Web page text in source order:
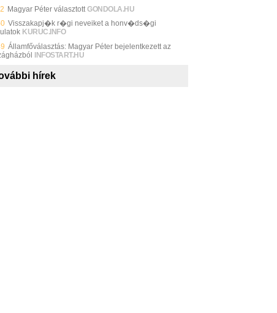
Magyar Péter választott GONDOLA.HU
Visszakapj�k r�gi neveiket a honv�ds�gi
KURUC.INFO
Államfőválasztás: Magyar Péter bejelentkezett az
INFOSTART.HU
hírek